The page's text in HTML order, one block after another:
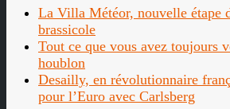
La Villa Météor, nouvelle étape
brassicole
Tout ce que vous avez toujours
houblon
Desailly, en révolutionnaire
pour l’Euro avec Carlsberg